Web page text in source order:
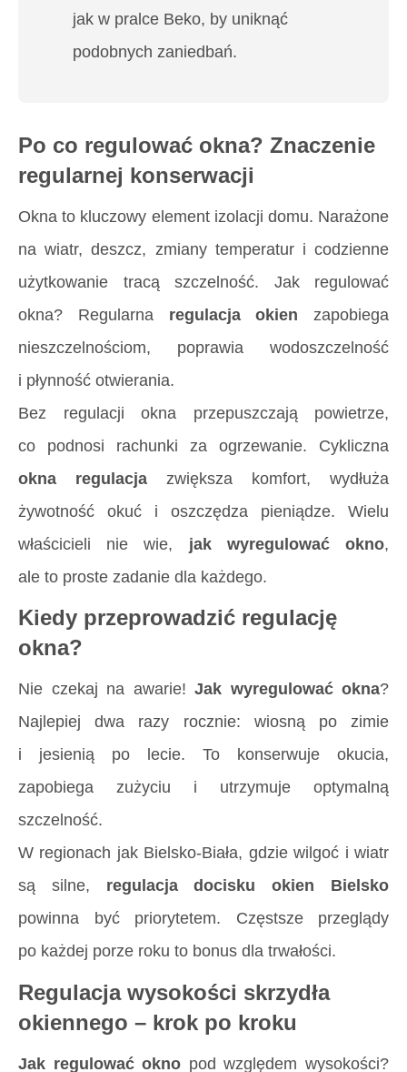
jak w pralce Beko, by uniknąć
podobnych zaniedbań.
Po co regulować okna? Znaczenie
regularnej konserwacji
Okna to kluczowy element izolacji domu. Narażone
na wiatr, deszcz, zmiany temperatur i codzienne
użytkowanie tracą szczelność. Jak regulować
okna? Regularna regulacja okien zapobiega
nieszczelnościom, poprawia wodoszczelność
i płynność otwierania.
Bez regulacji okna przepuszczają powietrze,
co podnosi rachunki za ogrzewanie. Cykliczna
okna regulacja zwiększa komfort, wydłuża
żywotność okuć i oszczędza pieniądze. Wielu
właścicieli nie wie, jak wyregulować okno,
ale to proste zadanie dla każdego.
Kiedy przeprowadzić regulację
okna?
Nie czekaj na awarie! Jak wyregulować okna?
Najlepiej dwa razy rocznie: wiosną po zimie
i jesienią po lecie. To konserwuje okucia,
zapobiega zużyciu i utrzymuje optymalną
szczelność.
W regionach jak Bielsko-Biała, gdzie wilgoć i wiatr
są silne, regulacja docisku okien Bielsko
powinna być priorytetem. Częstsze przeglądy
po każdej porze roku to bonus dla trwałości.
Regulacja wysokości skrzydła
okiennego – krok po kroku
Jak regulować okno pod względem wysokości?